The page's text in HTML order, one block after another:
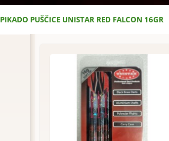
PIKADO PUŠČICE UNISTAR RED FALCON 16GR